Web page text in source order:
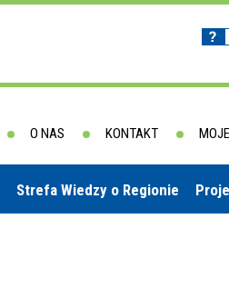
O NAS KONTAKT
Strefa Wiedzy o Regionie